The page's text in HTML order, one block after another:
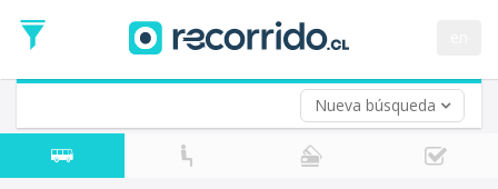
Nueva búsqueda
de
Ida
Vuelta (opcional)
Fecha
de